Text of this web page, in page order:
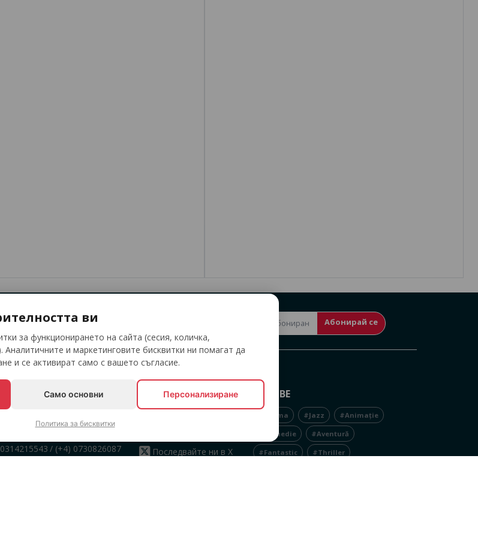
с любимите си събития Абонирай се
ДА СЕ СВЪРЖЕТЕ С
и 18:00 (П-П)
/ (+4) 0730826087
ПОСЛЕДВАЙТЕ НИ
Последвайте ни в X
ТАГОВЕ
#Drama #Jazz #Animație
#Comedie #Aventură
#Fantastic #Thriller
ви
за функционирането на сайта (сесия, количка,
и маркетинговите бисквитки ни помагат да
и се активират само с вашето съгласие.
Само основни Персонализиране
Политика за бисквитки